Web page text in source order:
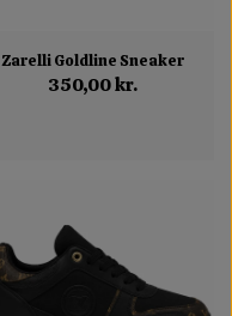
Zarelli Goldline Sneaker
350,00 kr.